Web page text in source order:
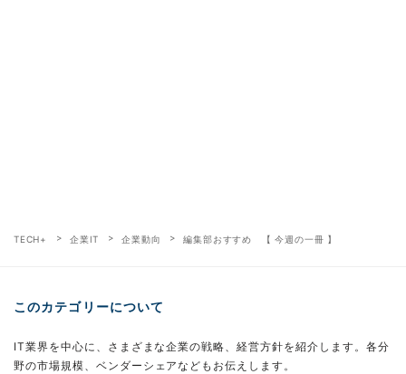
TECH+ 企業IT 企業動向 編集部おすすめ 【 今週の一冊 】
このカテゴリーについて
IT業界を中心に、さまざまな企業の戦略、経営方針を紹介します。各分
野の市場規模、ベンダーシェアなどもお伝えします。